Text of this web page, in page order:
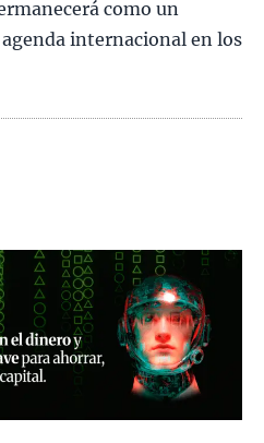
como un
internacional en los